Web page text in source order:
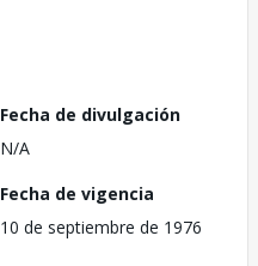
Fecha de divulgación
N/A
Fecha de vigencia
10 de septiembre de 1976